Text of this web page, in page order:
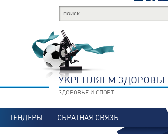
УКРЕПЛЯЕМ ЗДОРОВЬЕ
ЗДОРОВЬЕ И СПОРТ
ТЕНДЕРЫ ОБРАТНАЯ СВЯЗЬ